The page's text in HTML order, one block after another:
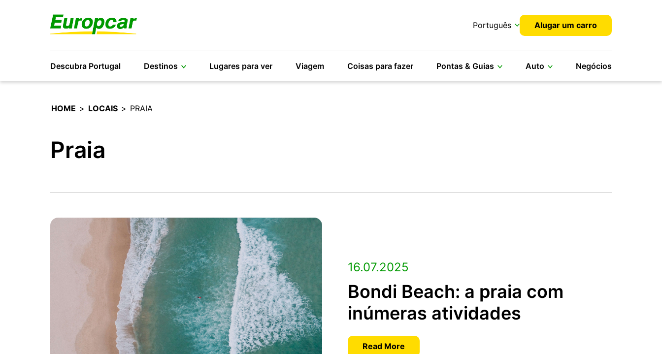
Português Alugar um carro
Descubra Portugal Destinos Lugares para ver Viagem Coisas para fazer Pontas & Guias Auto Negócios
HOME > LOCAIS > PRAIA
Praia
16.07.2025
Bondi Beach: a praia com
inúmeras atividades
Read More